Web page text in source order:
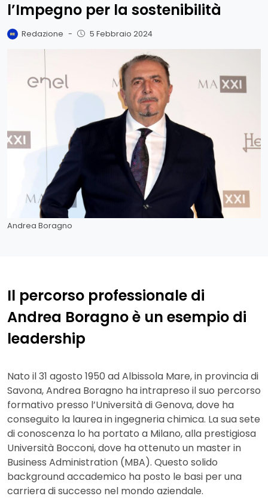
l’Impegno per la sostenibilità
Redazione - 5 Febbraio 2024
Andrea Boragno
Il percorso professionale di
Andrea Boragno è un esempio di
leadership
Nato il 31 agosto 1950 ad Albissola Mare, in provincia di
Savona, Andrea Boragno ha intrapreso il suo percorso
formativo presso l’Università di Genova, dove ha
conseguito la laurea in ingegneria chimica. La sua sete
di conoscenza lo ha portato a Milano, alla prestigiosa
Università Bocconi, dove ha ottenuto un master in
Business Administration (MBA). Questo solido
background accademico ha posto le basi per una
carriera di successo nel mondo aziendale.